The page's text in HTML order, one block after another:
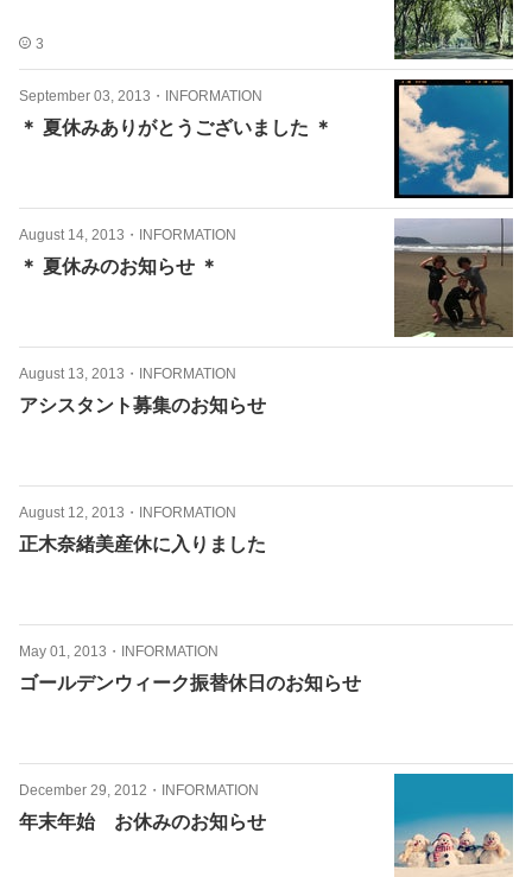
3
September 03, 2013 ・ INFORMATION
＊ 夏休みありがとうございました ＊
August 14, 2013 ・ INFORMATION
＊ 夏休みのお知らせ ＊
August 13, 2013 ・ INFORMATION
アシスタント募集のお知らせ
August 12, 2013 ・ INFORMATION
正木奈緒美産休に入りました
May 01, 2013 ・ INFORMATION
ゴールデンウィーク振替休日のお知らせ
December 29, 2012 ・ INFORMATION
年末年始 お休みのお知らせ